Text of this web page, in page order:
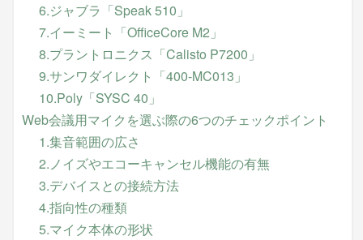
6.ジャブラ「Speak 510」
7.イーミート「OfficeCore M2」
8.プラントロニクス「Calisto P7200」
9.サンワダイレクト「400-MC013」
10.Poly「SYSC 40」
Web会議用マイクを選ぶ際の6つのチェックポイント
1.集音範囲の広さ
2.ノイズやエコーキャンセル機能の有無
3.デバイスとの接続方法
4.指向性の種類
5.マイク本体の形状